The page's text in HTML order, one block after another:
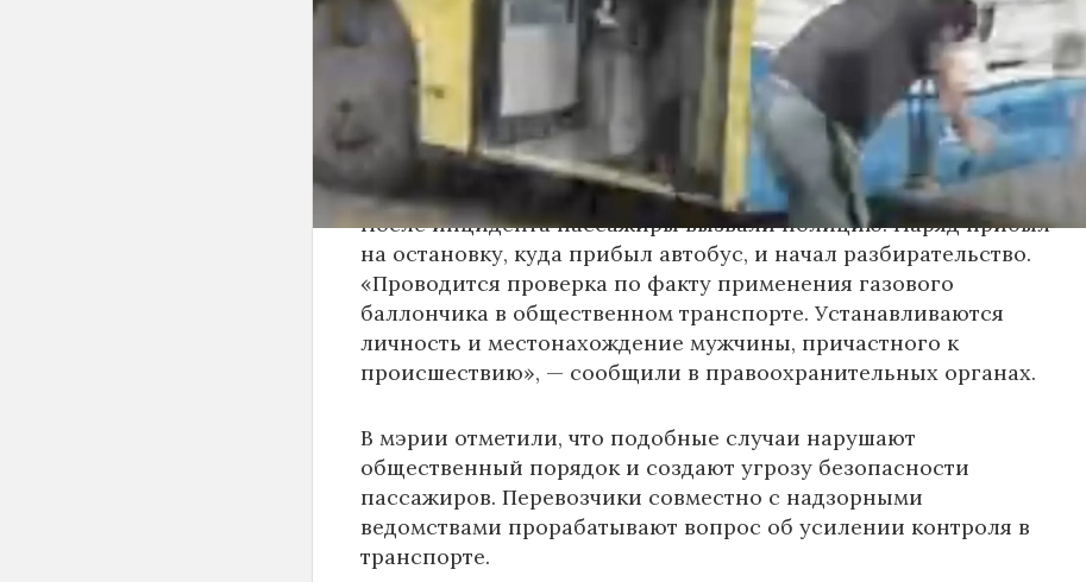
По предварительным данным, пострадали кондуктор и один из
пассажиров-мужчин. У них зафиксированы признаки
поражения слизистых оболочек. Медицинская помощь была
оказана на месте, их состояние оценивается как
удовлетворительное.
После инцидента пассажиры вызвали полицию. Наряд прибыл
на остановку, куда прибыл автобус, и начал разбирательство.
«Проводится проверка по факту применения газового
баллончика в общественном транспорте. Устанавливаются
личность и местонахождение мужчины, причастного к
происшествию», — сообщили в правоохранительных органах.
В мэрии отметили, что подобные случаи нарушают
общественный порядок и создают угрозу безопасности
пассажиров. Перевозчики совместно с надзорными
ведомствами прорабатывают вопрос об усилении контроля в
транспорте.